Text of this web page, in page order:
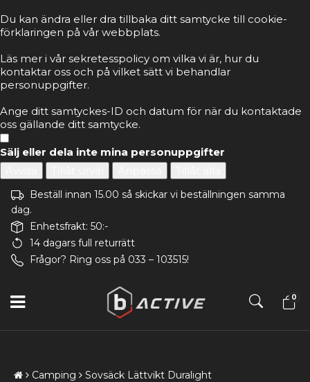
Du kan ändra eller dra tillbaka ditt samtycke till cookie-
förklaringen på vår webbplats.
Läs mer i vår sekretesspolicy om vilka vi är, hur du
kontaktar oss och på vilket sätt vi behandlar
personuppgifter.
Ange ditt samtyckes-ID och datum för när du kontaktade
oss gällande ditt samtycke.
Sälj eller dela inte mina personuppgifter
Beställ innan 15.00 så skickar vi beställningen samma
dag.
Enhetsfrakt: 50:-
14 dagars full returrätt
Frågor? Ring oss på 033 – 103515!
0
Camping Sovsäck Lättvikt Duralight